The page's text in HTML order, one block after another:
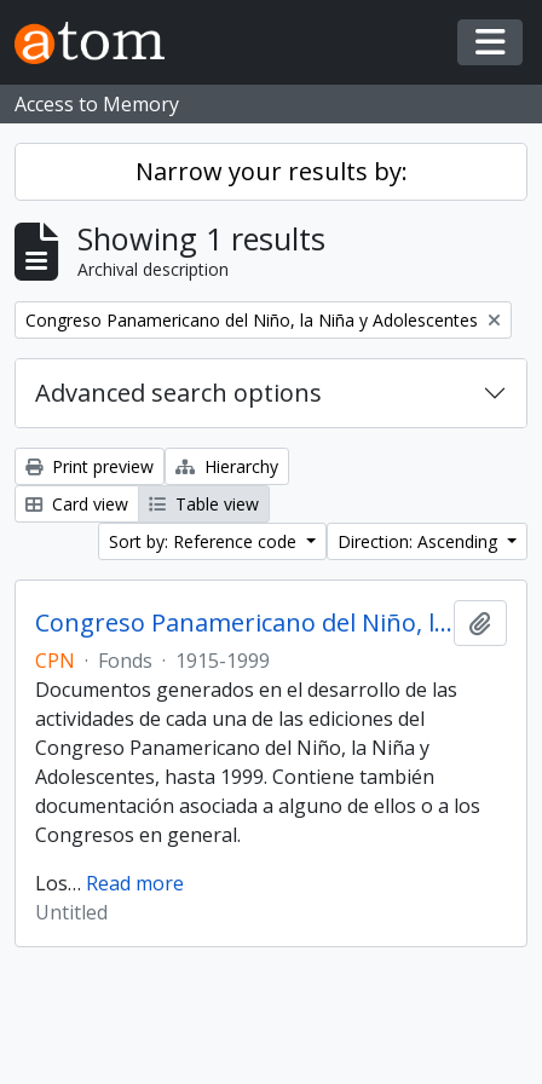
Skip to main content
Access to Memory
Narrow your results by:
Showing 1 results
Archival description
Remove filter:
Congreso Panamericano del Niño, la Niña y Adolescentes
Advanced search options
Print preview
Hierarchy
Card view
Table view
Sort by: Reference code
Direction: Ascending
Congreso Panamericano del Niño, la Niña y Adolescentes
CPN · Fonds · 1915-1999
Documentos generados en el desarrollo de las
actividades de cada una de las ediciones del
Congreso Panamericano del Niño, la Niña y
Adolescentes, hasta 1999. Contiene también
documentación asociada a alguno de ellos o a los
Congresos en general.
Los… Read more
Untitled